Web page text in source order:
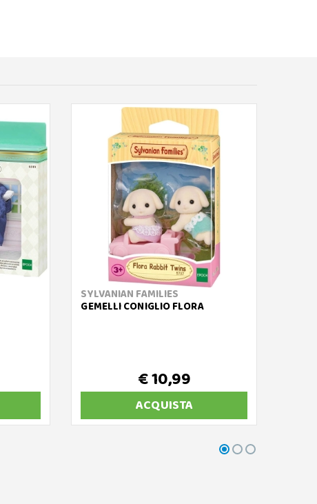
SYLVANIAN FAMILIES
GEMELLI CONIGLIO FLORA
€ 10,99
ACQUISTA